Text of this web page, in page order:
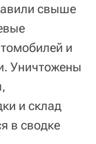
свыше
и
Уничтожены
и склад
в сводке